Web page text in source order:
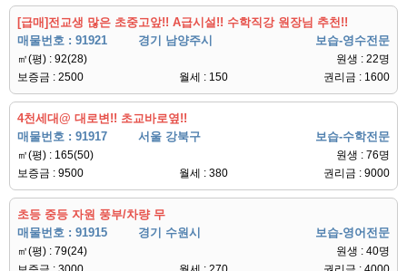
[급매]전교생 많은 초중고앞!! A급시설!! 수학직강 원장님 추천!!
매물번호 : 91921
경기 남양주시 보습-영수전문
㎡(평) : 92(28)
원생 : 22명
보증금 : 2500
월세 : 150 권리금 : 1600
4천세대@ 대로변!! 초교바로옆!!
매물번호 : 91917
서울 강북구 보습-수학전문
㎡(평) : 165(50)
원생 : 76명
보증금 : 9500
월세 : 380 권리금 : 9000
초등 중등 자원 풍부/차량 무
매물번호 : 91915
경기 수원시 보습-영어전문
㎡(평) : 79(24)
원생 : 40명